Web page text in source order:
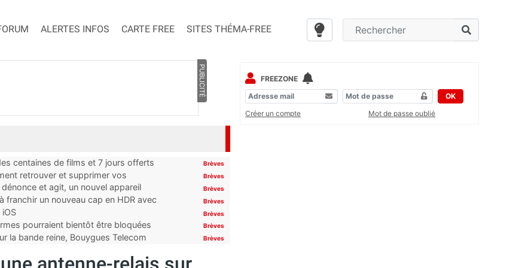
ALERTES INFOS CARTE FREE SITES THÉMA-FREE
PUBLICITÉ
centaines de films et 7 jours offerts Brèves
retrouver et supprimer vos
Brèves
et agit, un nouvel appareil
Brèves
franchir un nouveau cap en HDR avec
Brèves
Brèves
pourraient bientôt être bloquées
Brèves
la bande reine, Bouygues Telecom
Brèves
FREEZONE
OK
Créer un compte
Mot de passe oublié